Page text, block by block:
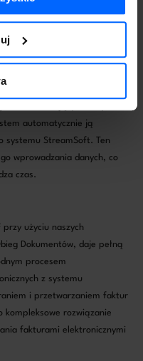
proces i zapewnia
elektronicznych
Integracja naszego
automatycznie ją
systemu StreamSoft. Ten
wprowadzania danych, co
czas.
użyciu naszych
Dokumentów, daje pełną
procesem
z systemu
i przetwarzaniem faktur
kompleksowe rozwiązanie
fakturami elektronicznymi